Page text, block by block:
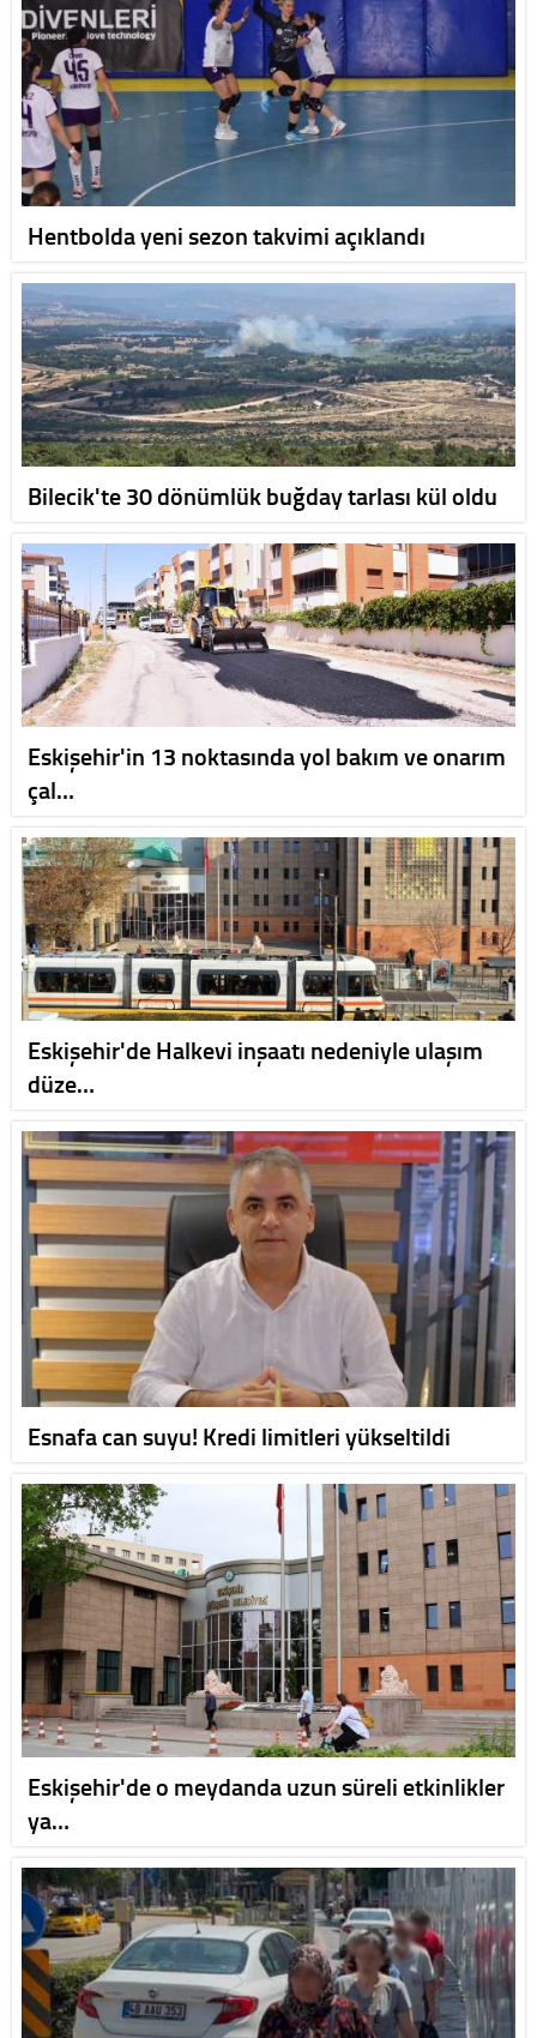
Hentbolda yeni sezon takvimi açıklandı
Bilecik'te 30 dönümlük buğday tarlası kül oldu
Eskişehir'in 13 noktasında yol bakım ve onarım
çal…
Eskişehir'de Halkevi inşaatı nedeniyle ulaşım
düze…
Esnafa can suyu! Kredi limitleri yükseltildi
Eskişehir'de o meydanda uzun süreli etkinlikler
ya…